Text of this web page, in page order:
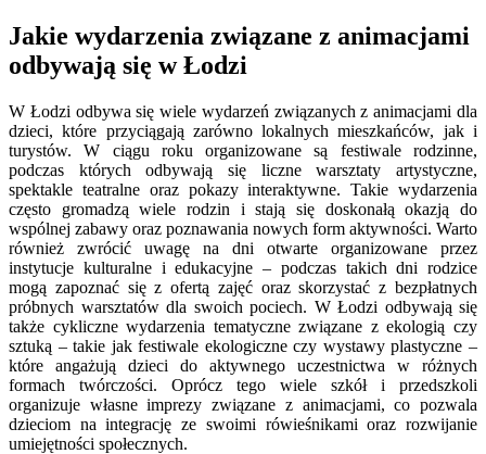
Jakie wydarzenia związane z animacjami
odbywają się w Łodzi
W Łodzi odbywa się wiele wydarzeń związanych z animacjami dla
dzieci, które przyciągają zarówno lokalnych mieszkańców, jak i
turystów. W ciągu roku organizowane są festiwale rodzinne,
podczas których odbywają się liczne warsztaty artystyczne,
spektakle teatralne oraz pokazy interaktywne. Takie wydarzenia
często gromadzą wiele rodzin i stają się doskonałą okazją do
wspólnej zabawy oraz poznawania nowych form aktywności. Warto
również zwrócić uwagę na dni otwarte organizowane przez
instytucje kulturalne i edukacyjne – podczas takich dni rodzice
mogą zapoznać się z ofertą zajęć oraz skorzystać z bezpłatnych
próbnych warsztatów dla swoich pociech. W Łodzi odbywają się
także cykliczne wydarzenia tematyczne związane z ekologią czy
sztuką – takie jak festiwale ekologiczne czy wystawy plastyczne –
które angażują dzieci do aktywnego uczestnictwa w różnych
formach twórczości. Oprócz tego wiele szkół i przedszkoli
organizuje własne imprezy związane z animacjami, co pozwala
dzieciom na integrację ze swoimi rówieśnikami oraz rozwijanie
umiejętności społecznych.